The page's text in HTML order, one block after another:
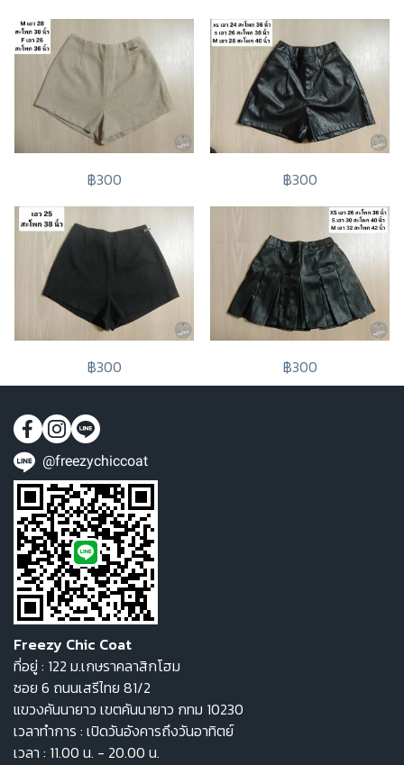
฿300 ฿300
฿300 ฿300
@freezychiccoat
Freezy Chic Coat
ที่อยู่ : 122 ม.เกษราคลาสิกโฮม
ซอย 6 ถนนเสรีไทย 81/2
แขวงคันนายาว เขตคันนายาว กทม 10230
เวลาทำการ : เปิดวันอังคารถึงวันอาทิตย์
เวลา : 11.00 น. - 20.00 น.